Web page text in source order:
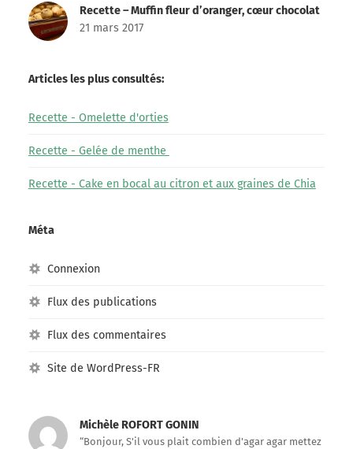
Recette – Muffin fleur d’oranger, cœur chocolat
21 mars 2017
Articles les plus consultés:
Recette - Omelette d'orties
Recette - Gelée de menthe
Recette - Cake en bocal au citron et aux graines de Chia
Méta
Connexion
Flux des publications
Flux des commentaires
Site de WordPress-FR
Michèle ROFORT GONIN
“Bonjour, S'il vous plait combien d'agar agar mettez